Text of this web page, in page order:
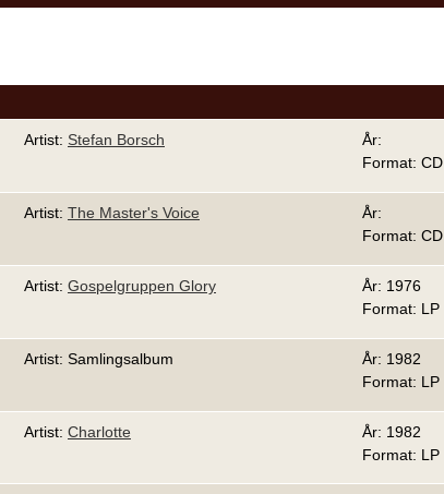
Artist: Stefan Borsch
År:
Format: CD
Artist: The Master's Voice
År:
Format: CD
Artist: Gospelgruppen Glory
År: 1976
Format: LP
Artist: Samlingsalbum
År: 1982
Format: LP
Artist: Charlotte
År: 1982
Format: LP